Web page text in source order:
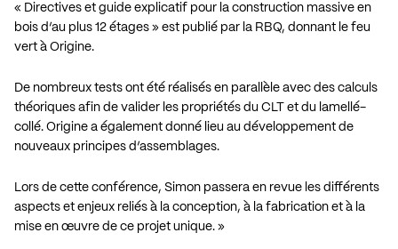
« Directives et guide explicatif pour la construction massive en
bois d’au plus 12 étages » est publié par la RBQ, donnant le feu
vert à Origine.
De nombreux tests ont été réalisés en parallèle avec des calculs
théoriques afin de valider les propriétés du CLT et du lamellé-
collé. Origine a également donné lieu au développement de
nouveaux principes d’assemblages.
Lors de cette conférence, Simon passera en revue les différents
aspects et enjeux reliés à la conception, à la fabrication et à la
mise en œuvre de ce projet unique. »